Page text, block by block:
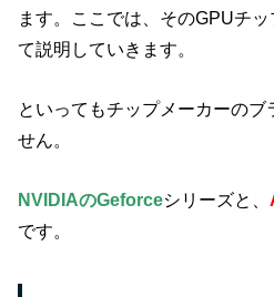
ます。ここでは、そのGPUチ
て説明していきます。
といってもチップメーカーのブ
せん。
NVIDIAのGeforceシリーズと、
です。